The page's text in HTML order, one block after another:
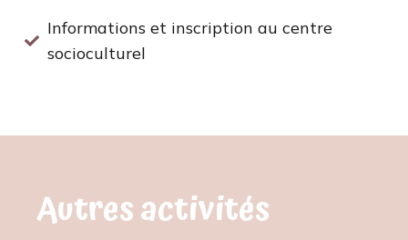
Informations et inscription au centre
socioculturel
Autres activités